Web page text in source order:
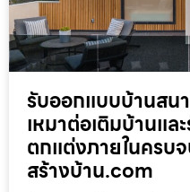
รับออกแบบบ้านสน
เหมาต่อเติมบ้านแ
ตกแต่งภายในครบ
สร้างบ้าน.com